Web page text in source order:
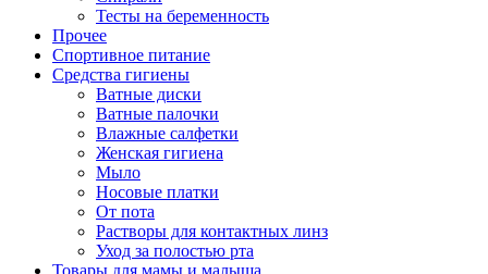
Тесты на беременность
Прочее
Спортивное питание
Средства гигиены
Ватные диски
Ватные палочки
Влажные салфетки
Женская гигиена
Мыло
Носовые платки
От пота
Растворы для контактных линз
Уход за полостью рта
Товары для мамы и малыша